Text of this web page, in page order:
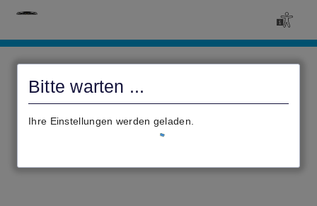
Bitte warten ...
Ihre Einstellungen werden geladen.
Wildungen